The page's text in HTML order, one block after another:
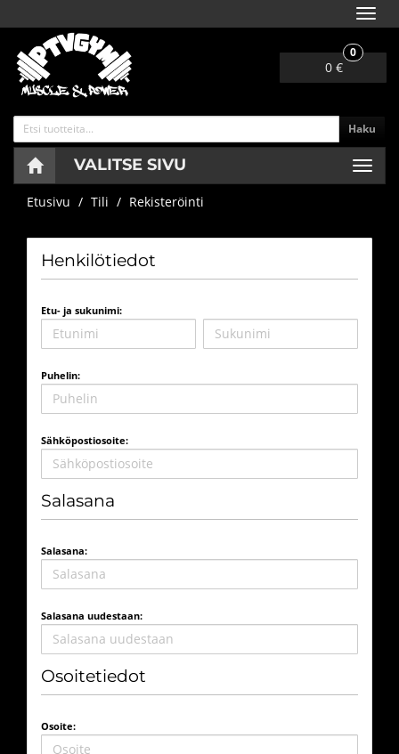
0 €
0
Haku
VALITSE SIVU
Etusivu Tili Rekisteröinti
Henkilötiedot
Etu- ja sukunimi:
Puhelin:
Sähköpostiosoite:
Salasana
Salasana:
Salasana uudestaan:
Osoitetiedot
Osoite: